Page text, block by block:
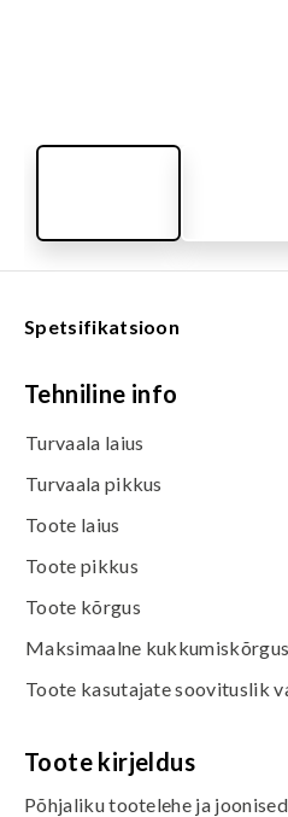
Spetsifikatsioon
Tehniline info
Turvaala laius
Turvaala pikkus
Toote laius
Toote pikkus
Toote kõrgus
Maksimaalne kukkumiskõrgus
Toote kasutajate soovituslik
Toote kirjeldus
Põhjaliku tootelehe ja